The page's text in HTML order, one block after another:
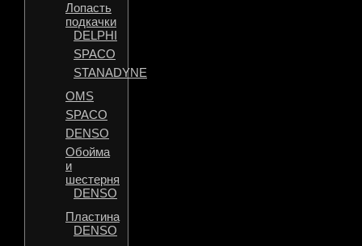
Лопасть
подкачки
DELPHI
SPACO
STANADYNE
OMS
SPACO
DENSO
Обойма
и
шестерня
DENSO
Пластина
DENSO